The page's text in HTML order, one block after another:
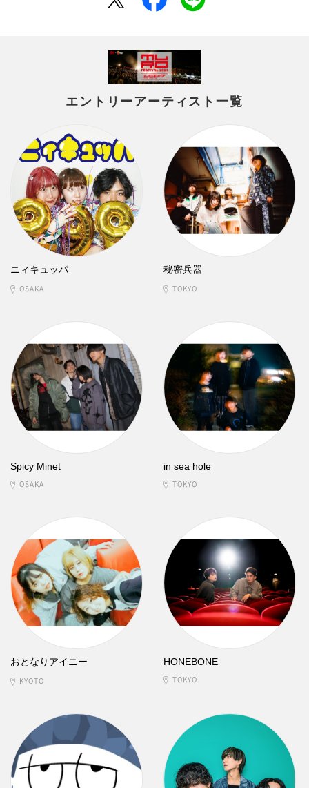
エントリーアーティスト一覧
ニィキュッパ
OSAKA
秘密兵器
TOKYO
Spicy Minet
OSAKA
in sea hole
TOKYO
おとなりアイニー
KYOTO
HONEBONE
TOKYO